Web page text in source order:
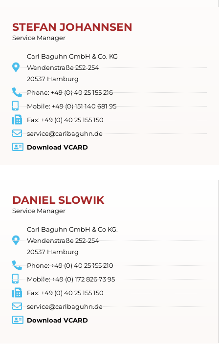
STEFAN JOHANNSEN
Service Manager
Carl Baguhn GmbH & Co. KG
Wendenstraße 252-254
20537 Hamburg
Phone: +49 (0) 40 25 155 216
Mobile: +49 (0) 151 140 681 95
Fax: +49 (0) 40 25 155 150
service@carlbaguhn.de
Download VCARD
DANIEL SLOWIK
Service Manager
Carl Baguhn GmbH & Co KG.
Wendenstraße 252-254
20537 Hamburg
Phone: +49 (0) 40 25 155 210
Mobile: +49 (0) 172 826 73 95
Fax: +49 (0) 40 25 155 150
service@carlbaguhn.de
Download VCARD